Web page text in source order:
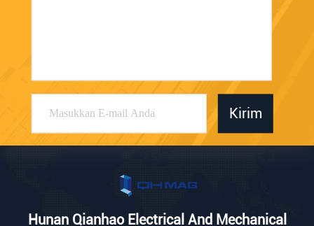
Kirim
Hunan Qianhao Electrical And Mechanical